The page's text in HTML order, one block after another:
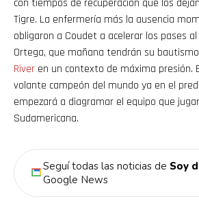
Tigre. La enfermería más la ausencia
obligaron a Coudet a acelerar los pases
Ortega, que mañana tendrán su
River en un contexto de máxima presión.
volante campeón del mundo ya en el
empezará a diagramar el equipo que
Sudamericana.
Seguí todas las noticias de Soy
Google News
Whatsapp
Email